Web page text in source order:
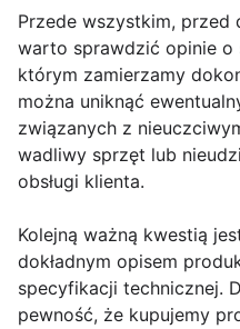
Przede wszystkim, przed
warto sprawdzić opinie o
którym zamierzamy
można uniknąć
związanych z
wadliwy sprzęt lub
obsługi klienta.
Kolejną ważną kwestią
dokładnym opisem
specyfikacji technicznej.
pewność, że kupujemy